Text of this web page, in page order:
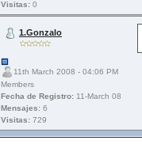
Visitas: 0
1.Gonzalo
11th March 2008 - 04:06 PM
Members
Fecha de Registro: 11-March 08
Mensajes: 6
Visitas: 729